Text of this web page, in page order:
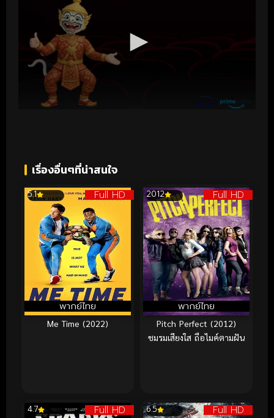
เรื่องอื่นๆที่น่าสนใจ
Full HD
พากย์ไทย
5.1
Me Time (2022)
Full HD
พากย์ไทย
2012
Pitch Perfect (2012)
ชมรมเสียงใส ถือไมค์ตามฝัน
Full HD
4.7 Full HD
6.5